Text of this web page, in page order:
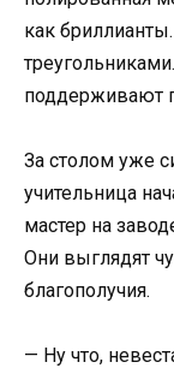
как
поддерживают
За столом уже
учительница
мастер на
Они выглядят
благополучия.
— Ну что,